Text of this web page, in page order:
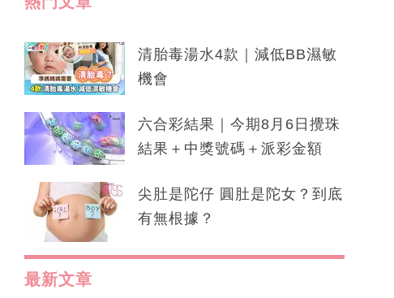
清胎毒湯水4款｜減低BB濕敏
機會
六合彩結果｜今期8月6日攪珠
結果＋中獎號碼＋派彩金額
尖肚是陀仔 圓肚是陀女？到底
有無根據？
最新文章